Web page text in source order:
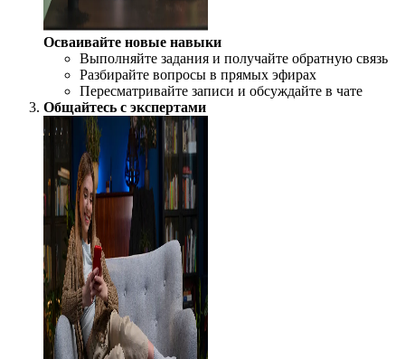
Осваивайте новые навыки
Выполняйте задания и получайте обратную связь
Разбирайте вопросы в прямых эфирах
Пересматривайте записи и обсуждайте в чате
Общайтесь с экспертами